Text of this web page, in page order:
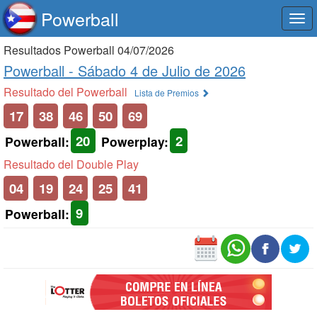
Powerball
Resultados Powerball 04/07/2026
Powerball - Sábado 4 de Julio de 2026
Resultado del Powerball Lista de Premios
17 38 46 50 69
Powerball: 20 Powerplay: 2
Resultado del Double Play
04 19 24 25 41
Powerball: 9